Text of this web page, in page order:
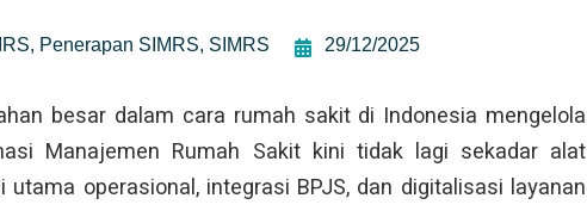
, Penerapan SIMRS, SIMRS 29/12/2025
besar dalam cara rumah sakit di Indonesia mengelola
Manajemen Rumah Sakit kini tidak lagi sekadar alat
operasional, integrasi BPJS, dan digitalisasi layanan